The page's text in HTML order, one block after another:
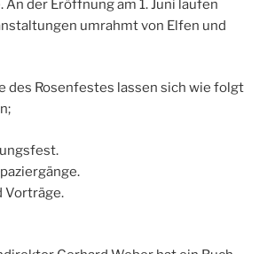
An der Eröffnung am 1. Juni laufen
umrahmt von Elfen und
des Rosenfestes lassen sich wie folgt
Vorträge.